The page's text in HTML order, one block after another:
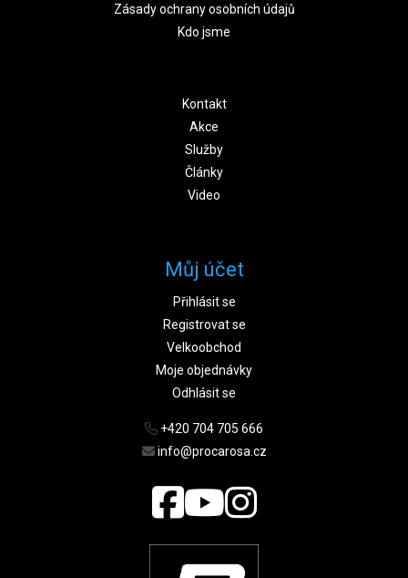
Zásady ochrany osobních údajů
Kdo jsme
Kontakt
Akce
Služby
Články
Video
Můj účet
Přihlásit se
Registrovat se
Velkoobchod
Moje objednávky
Odhlásit se
+420 704 705 666
info@procarosa.cz